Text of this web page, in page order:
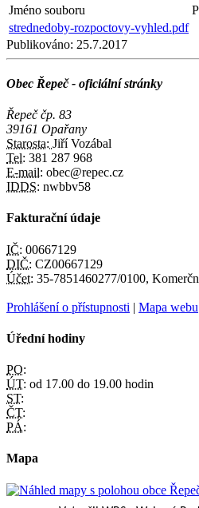
Jméno souboru
strednedoby-rozpoctovy-vyhled.pdf
Publikováno: 25.7.2017
Obec Řepeč - oficiální stránky
Řepeč čp. 83
39161 Opařany
Starosta: Jiří Vozábal
Tel: 381 287 968
E-mail: obec@repec.cz
IDDS: nwbbv58
Fakturační údaje
IČ: 00667129
DIČ: CZ00667129
Účet: 35-7851460277/0100,
Prohlášení o přístupnosti | Mapa webu
Úřední hodiny
PO:
ÚT: od 17.00 do 19.00 hodin
ST:
ČT:
PÁ:
Mapa